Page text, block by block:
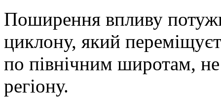
Поширення впливу
циклону, який
по північним широтам,
регіону.